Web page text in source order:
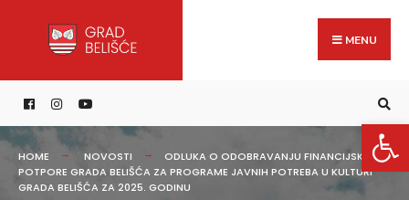
content
MENU
HOME NOVOSTI
ODLUKA O ODOBRAVANJU FINANCIJSKE
POTPORE GRADA BELIŠĆA ZA PROGRAME JAVNIH POTREBA U KULTURI
GRADA BELIŠĆA ZA 2025. GODINU
for: